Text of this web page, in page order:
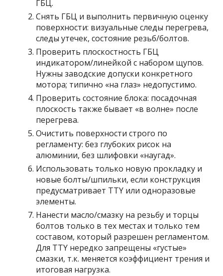
ГБЦ.
Снять ГБЦ и выполнить первичную оценку
поверхности: визуальные следы перегрева,
следы утечек, состояние резьб/болтов.
Проверить плоскостность ГБЦ
индикатором/линейкой с набором щупов.
Нужны заводские допуски конкретного
мотора; типично «на глаз» недопустимо.
Проверить состояние блока: посадочная
плоскость также бывает «в волне» после
перегрева.
Очистить поверхности строго по
регламенту: без глубоких рисок на
алюминии, без шлифовки «наугад».
Использовать только новую прокладку и
новые болты/шпильки, если конструкция
предусматривает TTY или одноразовые
элементы.
Нанести масло/смазку на резьбу и торцы
болтов только в тех местах и только тем
составом, который разрешен регламентом.
Для TTY нередко запрещены «густые»
смазки, т.к. меняется коэффициент трения и
итоговая нагрузка.